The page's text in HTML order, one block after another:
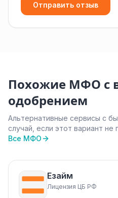
Отправить отзыв
Похожие МФО с
одобрением
Альтернативные сервисы с
случай, если этот вариант не
Все МФО
Езайм
Лицензия ЦБ РФ